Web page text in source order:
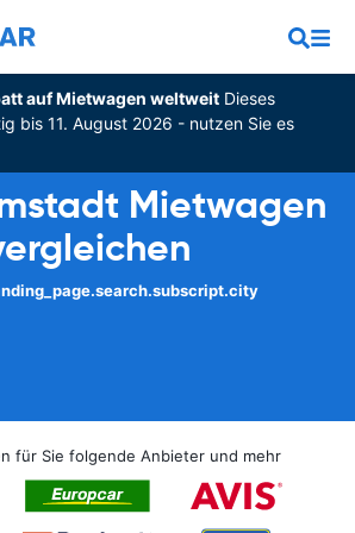
auf Mietwagen weltweitDieses
bis 11. August 2026 - nutzen Sie es
Mietwagen
für Sie folgende Anbieter und mehr